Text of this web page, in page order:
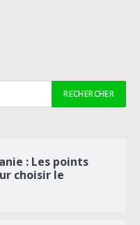
: Les points
choisir le